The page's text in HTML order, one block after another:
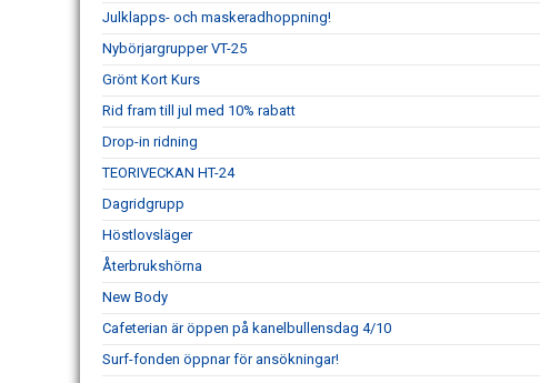
Julklapps- och maskeradhoppning!
Nybörjargrupper VT-25
Grönt Kort Kurs
Rid fram till jul med 10% rabatt
Drop-in ridning
TEORIVECKAN HT-24
Dagridgrupp
Höstlovsläger
Återbrukshörna
New Body
Cafeterian är öppen på kanelbullensdag 4/10
Surf-fonden öppnar för ansökningar!